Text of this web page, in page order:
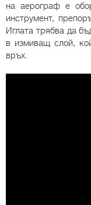
на аерограф е
инструмент,
Иглата трябва да
в измиващ слой,
връх.